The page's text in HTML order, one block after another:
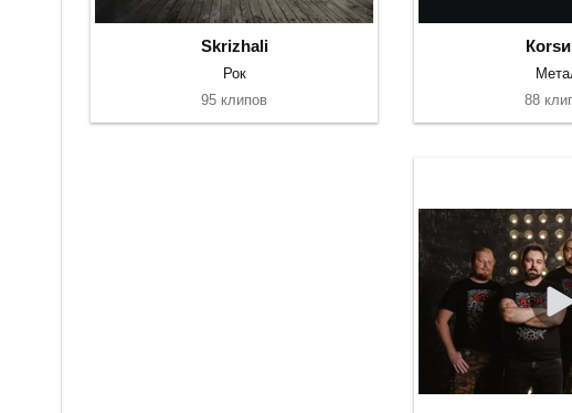
Skrizhali
Рок
95 клипов
88